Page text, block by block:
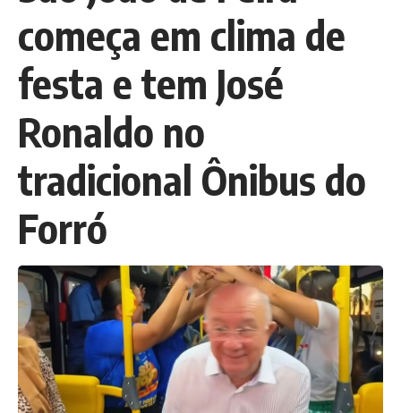
começa em clima de
festa e tem José
Ronaldo no
tradicional Ônibus do
Forró